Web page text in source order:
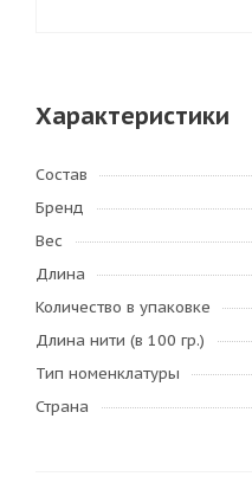
Характеристики
Состав
Бренд
Вес
Длина
Количество в упаковке
Длина нити (в 100 гр.)
Тип номенклатуры
Страна